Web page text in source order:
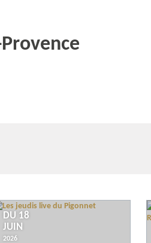
Évènements
DU 18
JUIN
2026